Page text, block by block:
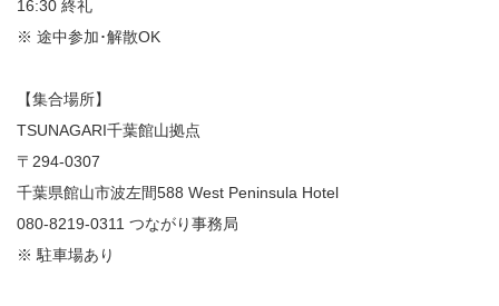
16:30 終礼
※ 途中参加･解散OK
【集合場所】
TSUNAGARI千葉館山拠点
〒294-0307
千葉県館山市波左間588 West Peninsula Hotel
080-8219-0311 つながり事務局
※ 駐車場あり